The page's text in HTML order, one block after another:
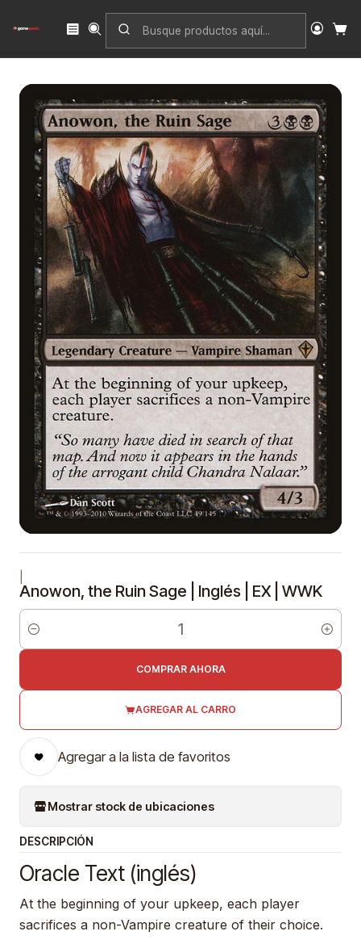
Singles Magic: The Gathering
Worldwake
Anowon, the Ruin Sage | Inglés | EX | WWK
Anowon, the Ruin Sage | Inglés | EX | WWK
Cantidad
AGREGAR AL CARRO
COMPRAR AHORA
Agregar a la lista de favoritos
Mostrar stock de ubicaciones
DESCRIPCIÓN
Oracle Text (inglés)
At the beginning of your upkeep, each player
sacrifices a non-Vampire creature of their choice.